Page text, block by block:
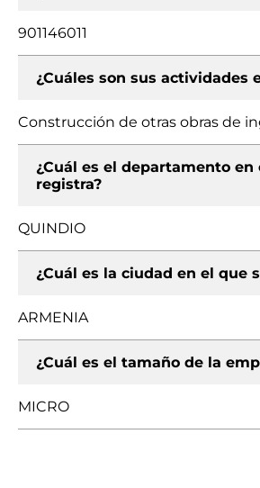
901146011
¿Cuáles son sus actividades
Construcción de otras obras de
¿Cuál es el departamento en
registra?
QUINDIO
¿Cuál es la ciudad en el que
ARMENIA
¿Cuál es el tamaño de la
MICRO